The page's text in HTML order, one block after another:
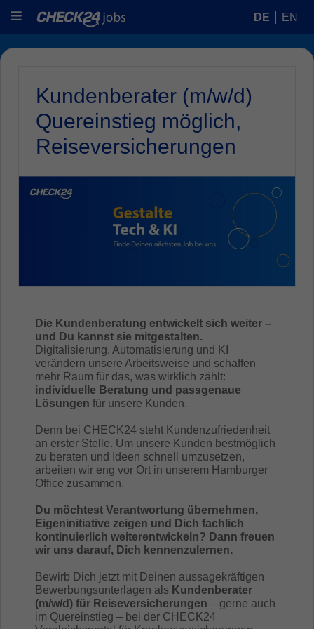
DE EN
Kundenberater (m/w/d)
Quereinstieg möglich,
Reiseversicherungen
Die Kundenberatung entwickelt sich weiter –
und Du kannst sie mitgestalten.
Digitalisierung, Automatisierung und KI
verändern unsere Arbeitsweise und schaffen
mehr Raum für das, was wirklich zählt:
individuelle Beratung und passgenaue
Lösungen für unsere Kunden.
Denn bei CHECK24 steht Kundenzufriedenheit
an erster Stelle. Um unsere Kunden bestmöglich
zu beraten und Ideen schnell umzusetzen,
arbeiten wir eng vor Ort in unserem Hamburger
Office zusammen.
Du möchtest Verantwortung übernehmen,
Eigeninitiative zeigen und Dich fachlich
kontinuierlich weiterentwickeln? Dann freuen
wir uns darauf, Dich kennenzulernen.
Bewirb Dich jetzt mit Deinen aussagekräftigen
Bewerbungsunterlagen als Kundenberater
(m/w/d) für Reiseversicherungen – gerne auch
im Quereinstieg – bei der CHECK24